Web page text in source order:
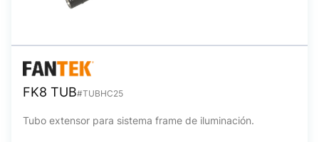
FK8 TUB#TUBHC25
Tubo extensor para sistema frame de iluminación.